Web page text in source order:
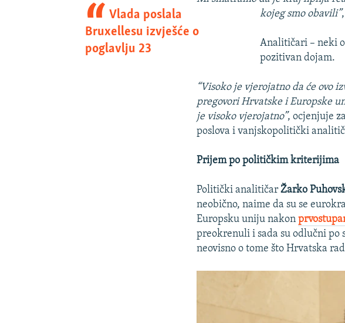
kojeg smo obavili”
Vlada poslala
Bruxellesu izvješće o
poglavlju 23
Analitičari – neki
pozitivan dojam.
“Visoko je vjerojatno da će ovo
pregovori Hrvatske i Europske
je visoko vjerojatno”, ocjenjuje
poslova i vanjskopolitički
Prijem po političkim kriterijima
Politički analitičarŽarko
neobično, naime da su se
Europsku uniju nakon
preokrenuli i sada su odlučni
neovisno o tome što Hrvatska